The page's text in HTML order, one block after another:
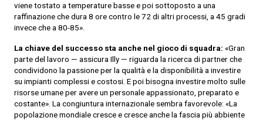
viene tostato a temperature basse e poi sottoposto a una
raffinazione che dura 8 ore contro le 72 di altri processi, a 45 gradi
invece che a 80-85».
La chiave del successo sta anche nel gioco di squadra: «Gran
parte del lavoro — assicura Illy — riguarda la ricerca di partner che
condividono la passione per la qualità e la disponibilità a investire
su impianti complessi e costosi. E poi bisogna investire molto sulle
risorse umane per avere un personale appassionato, preparato e
costante». La congiuntura internazionale sembra favorevole: «La
popolazione mondiale cresce e cresce anche la fascia più abbiente